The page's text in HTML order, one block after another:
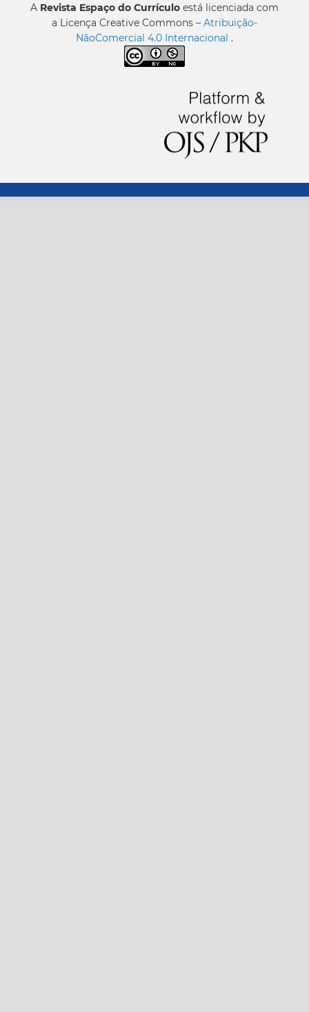
A Revista Espaço do Currículo está licenciada com
a Licença Creative Commons – Atribuição-
NãoComercial 4.0 Internacional .